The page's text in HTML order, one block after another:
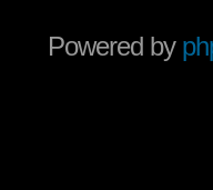
Powered by